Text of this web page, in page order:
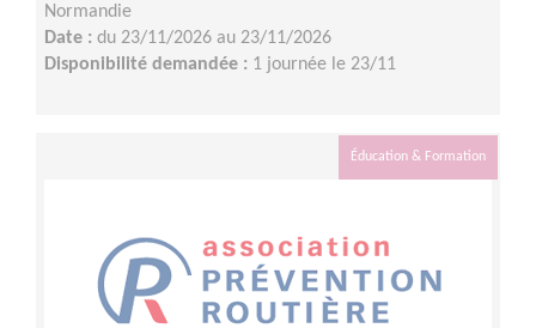
Normandie
Date : du 23/11/2026 au 23/11/2026
Disponibilité demandée : 1 journée le 23/11
Éducation & Formation